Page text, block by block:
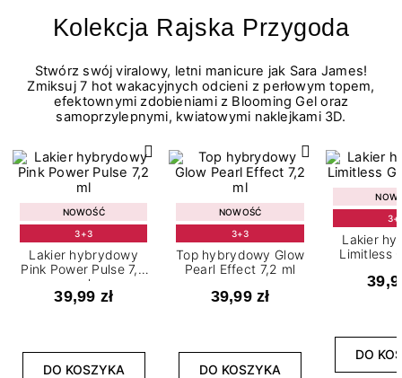
Kolekcja Rajska Przygoda
Stwórz swój viralowy, letni manicure jak Sara James!
Zmiksuj 7 hot wakacyjnych odcieni z perłowym topem,
efektownymi zdobieniami z Blooming Gel oraz
samoprzylepnymi, kwiatowymi naklejkami 3D.
NOWOŚĆ
3+3
Lakier hybrydowy
Pink Power Pulse 7,2
ml
39,99 zł
DO KOSZYKA
NOWOŚĆ
3+3
Top hybrydowy Glow
Pearl Effect 7,2 ml
39,99 zł
DO KOSZYKA
Lakier
Limitless
DO